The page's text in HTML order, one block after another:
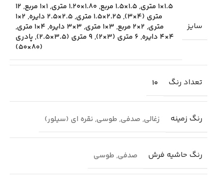
سایز
1.5×1 متری ,1.5×1.5 مربع , 1.80×1.20 متری ,1×1 مربع ,
12
متری (4×3)
,2.25×1.5 متری ,2.5×2.5 دایره ,
2×1
متری, 2×2 مربع , 3×1 متری , 3×3 دایره , 4×1 متری
,
4×4 دایره
, 6 متری (3×2) , 9 متری (3.5×2.5) ,پادری
(80×50)
تعداد رنگ 10
رنگ زمینه زغالی, صدفی, طوسی, نقره ای (سیلور)
رنگ حاشیه فرش صدفی, طوسی